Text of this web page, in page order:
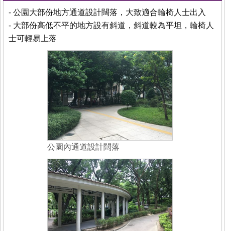
- 公園大部份地方通道設計闊落，大致適合輪椅人士出入
- 大部份高低不平的地方設有斜道，斜道較為平坦，輪椅人
士可輕易上落
公園內通道設計闊落